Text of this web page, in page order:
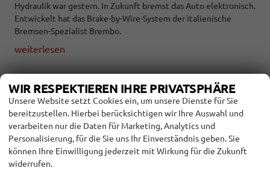
Hydraulik war gestern. In Zukunft bremst das Auto elektronisch.
Entwickelt hat das Brake-by-Wire-System der italienische
Bremsen-Spezialist Brembo.
weiterlesen
Autokaufhaus Rhön GmbH
Paulinenstr. 1 b
97645 Ostheim
Telefon: 09777/9122-0
WIR RESPEKTIEREN IHRE PRIVATSPHÄRE
Unsere Website setzt Cookies ein, um unsere Dienste für Sie
bereitzustellen. Hierbei berücksichtigen wir Ihre Auswahl und
verarbeiten nur die Daten für Marketing, Analytics und
Personalisierung, für die Sie uns Ihr Einverständnis geben. Sie
können Ihre Einwilligung jederzeit mit Wirkung für die Zukunft
widerrufen.